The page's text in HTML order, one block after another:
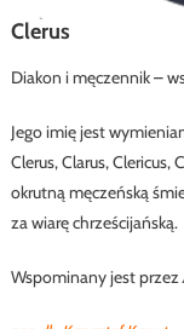
Clerus
Diakon i męczennik –
Jego imię jest
Clerus, Clarus, Clericus,
okrutną męczeńską
za wiarę chrześcijańską.
Wspominany jest